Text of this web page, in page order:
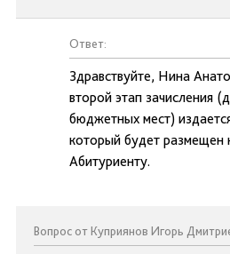
Ответ:
Здравствуйте, Нина
второй этап зачисления
бюджетных мест)
который будет размещен
Абитуриенту.
Вопрос от Куприянов Игорь